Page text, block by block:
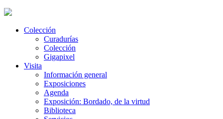
Colección
Curadurías
Colección
Gigapixel
Visita
Información general
Exposiciones
Agenda
Exposición: Bordado, de la virtud
Biblioteca